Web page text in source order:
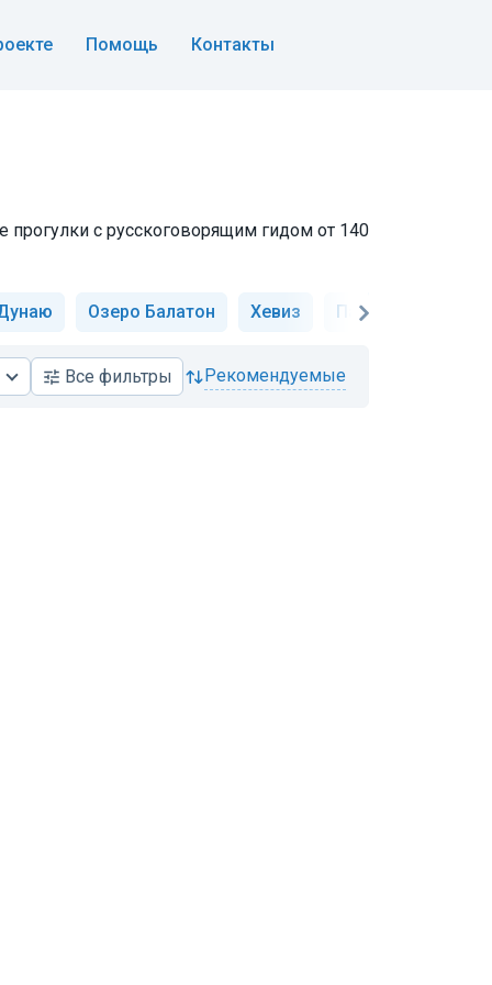
Помощь Контакты
прогулки с русскоговорящим гидом от 140
Озеро Балатон Хевиз Парламент
Все фильтры рекомендуемые